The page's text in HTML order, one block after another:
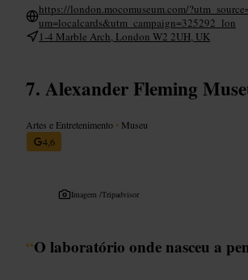
https://london.mocomuseum.com/
um=localcards&utm_campaign=325292_lon
1-4 Marble Arch, London W2 2UH, UK
Alexander Fleming
Artes e Entretenimento • Museu
4,6
Imagem /Tripadvisor
“O laboratório onde nasceu a